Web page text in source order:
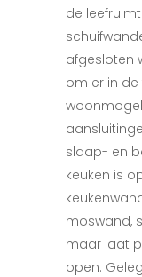
de
afgesloten
om er in
slaap- en
keuken is
moswand,
maar laat
open.